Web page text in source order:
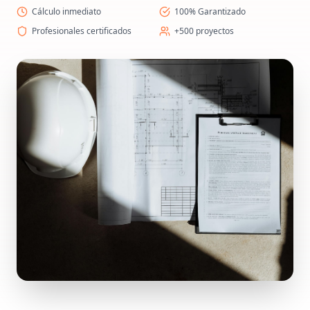
Cálculo inmediato
100% Garantizado
Profesionales certificados
+500 proyectos